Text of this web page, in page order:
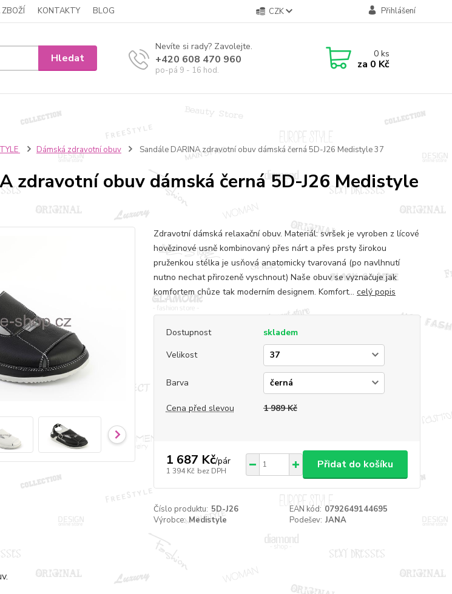
KONTAKTY BLOG CZK Přihlášení
Hledat
Nevíte si rady? Zavolejte.
+420 608 470 960
po-pá 9 - 16 hod.
0ks
za 0 Kč
Dámská zdravotní obuv Sandále DARINA zdravotní obuv dámská černá 5D-J26 Medistyle 37
zdravotní obuv dámská černá 5D-J26 Medistyle
Zdravotní dámská relaxační obuv. Materiál: svršek je vyroben z lícové
hovězinové usně kombinovaný přes nárt a přes prsty širokou
pruženkou stélka je usňová anatomicky tvarovaná (po navlhnutí
nutno nechat přirozeně vyschnout) Naše obuv se vyznačuje jak
komfortem chůze tak moderním designem. Komfort... celý popis
Dostupnost
skladem
Velikost
Barva
Cena před slevou 1 989 Kč
1 687 Kč/pár
1 394 Kč bez DPH
Přidat do košíku
Číslo produktu: 5D-J26 EAN kód: 0792649144695
Výrobce: Medistyle Podešev: JANA